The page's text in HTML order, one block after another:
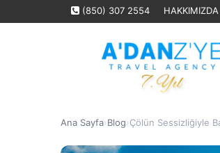
(850) 307 2554 HAKKIMIZDA
Ana Sayfa›Blog›Çölün Sessizliğiyle